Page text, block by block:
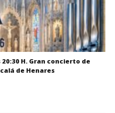
H. Gran concierto de
de Henares